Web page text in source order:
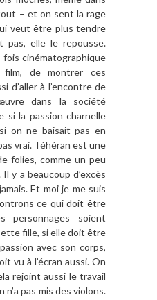
– et on sent la rage
veut être plus tendre
pas, elle le repousse.
fois cinématographique
film, de montrer ces
d’aller à l’encontre de
dans la société
si la passion charnelle
on ne baisait pas en
vrai. Téhéran est une
folies, comme un peu
y a beaucoup d’excès
Et moi je me suis
ce qui doit être
personnages soient
fille, si elle doit être
avec son corps,
vu à l’écran aussi. On
rejoint aussi le travail
pas mis des violons.